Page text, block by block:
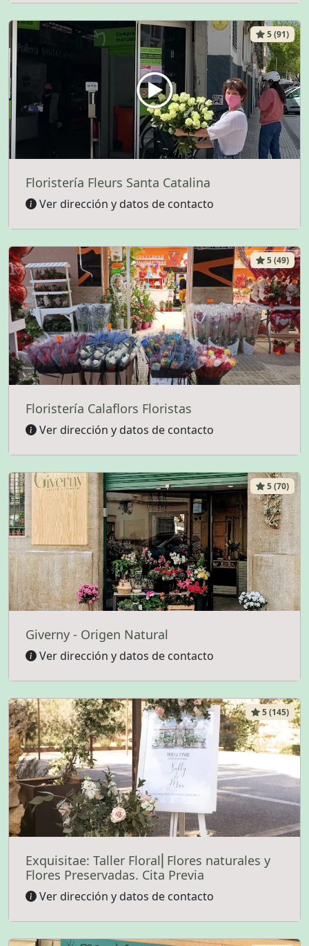
5 (91)
Floristería Fleurs Santa Catalina
Ver dirección y datos de contacto
5 (49)
Floristería Calaflors Floristas
Ver dirección y datos de contacto
5 (70)
Giverny - Origen Natural
Ver dirección y datos de contacto
5 (145)
Exquisitae: Taller Floral⎜Flores naturales y
Flores Preservadas. Cita Previa
Ver dirección y datos de contacto